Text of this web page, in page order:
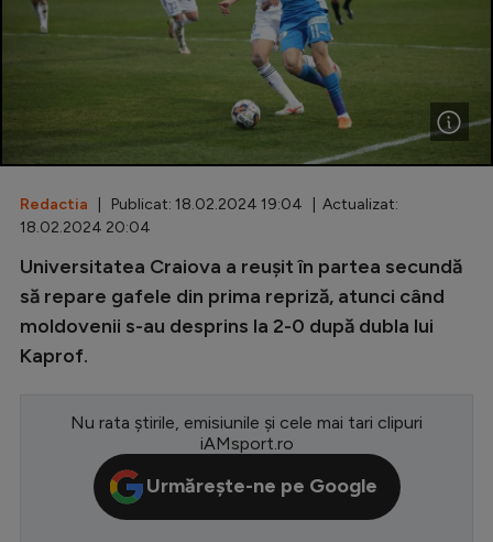
U21
Fotbal feminin
Diverse
Inedit
Clasamente
Champions League
CM 2026
Premier League
Redactia | Publicat: 18.02.2024 19:04 | Actualizat:
18.02.2024 20:04
Universitatea Craiova a reușit în partea secundă
să repare gafele din prima repriză, atunci când
moldovenii s-au desprins la 2-0 după dubla lui
Kaprof.
Nu rata știrile, emisiunile și cele mai tari clipuri
iAMsport.ro
Urmărește-ne pe Google